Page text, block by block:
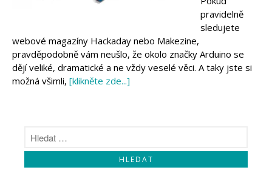
Makeblock
Koupit
pravidelně
sledujete
webové magazíny Hackaday nebo Makezine,
pravděpodobně vám neušlo, že okolo značky Arduino se
dějí veliké, dramatické a ne vždy veselé věci. A taky jste si
možná všimli, [klikněte zde...]